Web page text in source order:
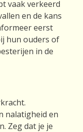
vaak verkeerd
en de kans
eerst
hun ouders of
in de
nalatigheid en
Zeg dat je je